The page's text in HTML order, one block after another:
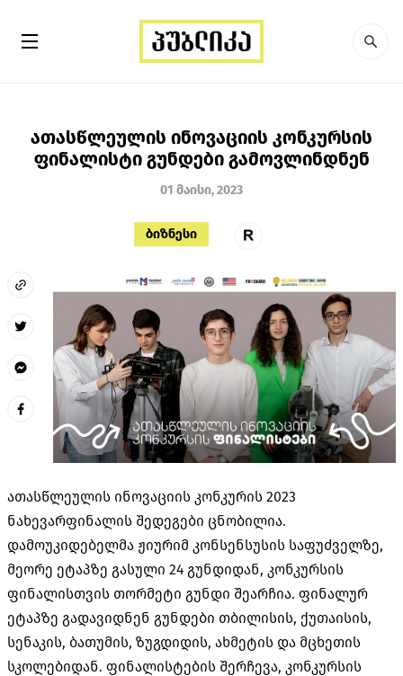
ათასწლეულის ინოვაციის კონკურსის
ფინალისტი გუნდები გამოვლინდნენ
01 მაისი, 2023
ბიზნესი
ათასწლეულის ინოვაციის კონკურის 2023
ნახევარფინალის შედეგები ცნობილია.
დამოუკიდებელმა ჟიურიმ კონსენსუსის საფუძველზე,
მეორე ეტაპზე გასული 24 გუნდიდან, კონკურსის
ფინალისთვის თორმეტი გუნდი შეარჩია. ფინალურ
ეტაპზე გადავიდნენ გუნდები თბილისის, ქუთაისის,
სენაკის, ბათუმის, ზუგდიდის, ახმეტის და მცხეთის
სკოლებიდან. ფინალისტების შერჩევა, კონკურსის